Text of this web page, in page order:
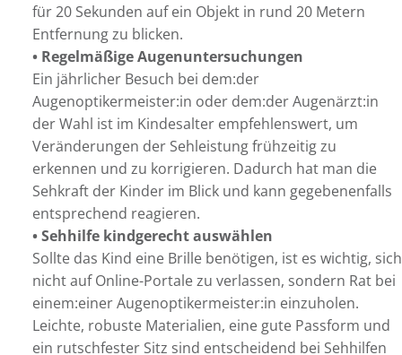
für 20 Sekunden auf ein Objekt in rund 20 Metern
Entfernung zu blicken.
• Regelmäßige Augenuntersuchungen
Ein jährlicher Besuch bei dem:der
Augenoptikermeister:in oder dem:der Augenärzt:in
der Wahl ist im Kindesalter empfehlenswert, um
Veränderungen der Sehleistung frühzeitig zu
erkennen und zu korrigieren. Dadurch hat man die
Sehkraft der Kinder im Blick und kann gegebenenfalls
entsprechend reagieren.
• Sehhilfe kindgerecht auswählen
Sollte das Kind eine Brille benötigen, ist es wichtig, sich
nicht auf Online-Portale zu verlassen, sondern Rat bei
einem:einer Augenoptikermeister:in einzuholen.
Leichte, robuste Materialien, eine gute Passform und
ein rutschfester Sitz sind entscheidend bei Sehhilfen